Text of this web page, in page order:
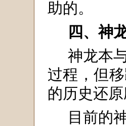
助的。
四、神
神龙本
过程，但
的历史还
目前的